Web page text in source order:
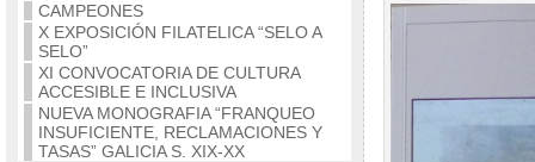
CAMPEONES
X EXPOSICIÓN FILATELICA “SELO A
SELO”
XI CONVOCATORIA DE CULTURA
ACCESIBLE E INCLUSIVA
NUEVA MONOGRAFIA “FRANQUEO
INSUFICIENTE, RECLAMACIONES Y
TASAS” GALICIA S. XIX-XX